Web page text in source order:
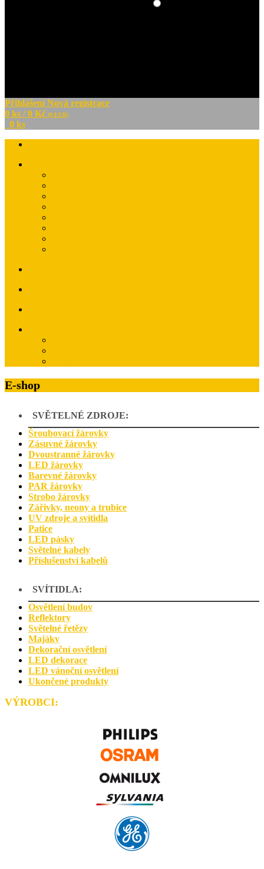
PřihlášeníNová registrace
0 ks / 0 Kč (0 EUR)
0 ks
E-shop
SVĚTELNÉ ZDROJE:
Šroubovací žárovky
Zásuvné žárovky
Dvoustranné žárovky
LED žárovky
Barevné žárovky
PAR žárovky
Strobo žárovky
Zářivky, neony a trubice
UV zdroje a svítidla
Patice
LED pásky
Světelné kabely
Příslušenství kabelů
SVÍTIDLA:
Osvětlení budov
Reflektory
Světelné řetězy
Majáky
Dekorační osvětlení
LED dekorace
LED vánoční osvětlení
Ukončené produkty
VÝROBCI: